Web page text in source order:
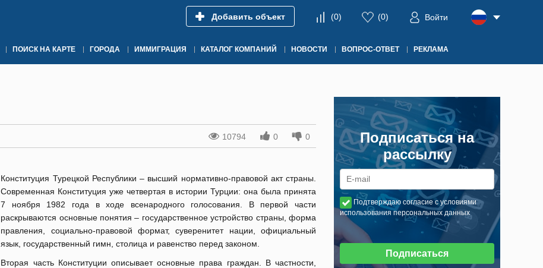
Добавить объект (0) (0) Войти
ПОИСК НА КАРТЕ ГОРОДА ИММИГРАЦИЯ КАТАЛОГ КОМПАНИЙ НОВОСТИ ВОПРОС-ОТВЕТ РЕКЛАМА
10794 0 0
Конституция Турецкой Республики – высший нормативно-правовой акт страны.
Современная Конституция уже четвертая в истории Турции: она была принята
7 ноября 1982 года в ходе всенародного голосования. В первой части
раскрываются основные понятия – государственное устройство страны, форма
правления, социально-правовой формат, суверенитет нации, официальный
язык, государственный гимн, столица и равенство перед законом.
Вторая часть Конституции описывает основные права граждан. В частности,
Подписаться на
рассылку
Подтверждаю согласие с условиями
использования персональных данных
Подписаться